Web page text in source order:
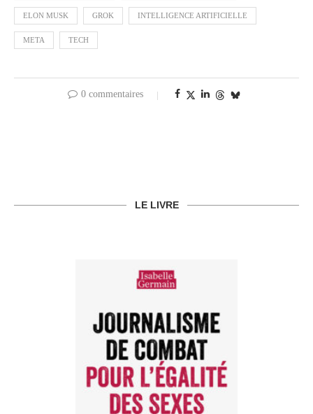
ELON MUSK GROK INTELLIGENCE ARTIFICIELLE
META TECH
0 commentaires
LE LIVRE